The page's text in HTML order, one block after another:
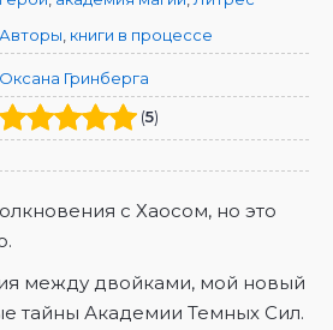
Авторы книги в процессе
Оксана Гринберга
(5)
с Хаосом, но это
между двойками, мой новый
тайны Академии Темных Сил.